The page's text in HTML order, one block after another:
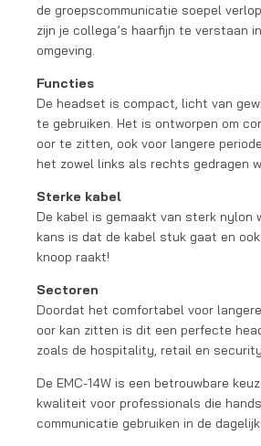
de groepscommunicatie soepel
zijn je collega’s haarfijn te verstaan
omgeving.
Functies
De headset is compact, licht van
te gebruiken. Het is ontworpen om
oor te zitten, ook voor langere
het zowel links als rechts gedragen
Sterke kabel
De kabel is gemaakt van sterk nylon
kans is dat de kabel stuk gaat en
knoop raakt!
Sectoren
Doordat het comfortabel voor
oor kan zitten is dit een perfecte
zoals de hospitality, retail en
De EMC-14W is een betrouwbare
kwaliteit voor professionals die
communicatie gebruiken in de